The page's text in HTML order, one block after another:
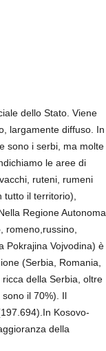
dello Stato. Viene
largamente diffuso. In
sono i serbi, ma molte
le aree di
ruteni, rumeni
il territorio),
Regione Autonoma
romeno,russino,
Pokrajina Vojvodina) è
(Serbia, Romania,
della Serbia, oltre
il 70%). Il
Kosovo-
della